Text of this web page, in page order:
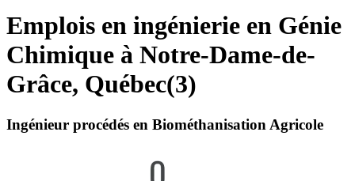
Emplois en ingénierie en Génie
Chimique à Notre-Dame-de-
Grâce, Québec(3)
Ingénieur procédés en Biométhanisation Agricole